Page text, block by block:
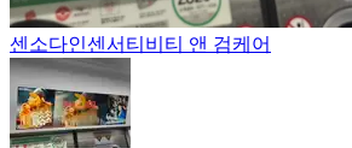
센소다인센서티비티 앤 검케어